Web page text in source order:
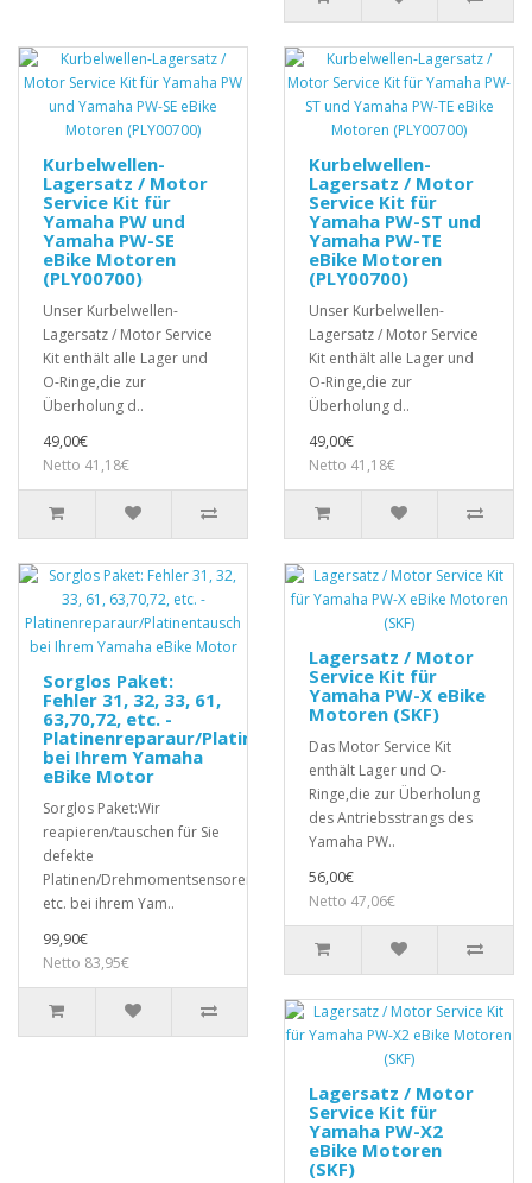
Kurbelwellen-
Lagersatz / Motor
Service Kit für
Yamaha PW und
Yamaha PW-SE
eBike Motoren
(PLY00700)
Unser Kurbelwellen-
Lagersatz / Motor Service
Kit enthält alle Lager und
O-Ringe,die zur
Überholung d..
49,00€
Netto 41,18€
Kurbelwellen-
Lagersatz / Motor
Service Kit für
Yamaha PW-ST und
Yamaha PW-TE
eBike Motoren
(PLY00700)
Unser Kurbelwellen-
Lagersatz / Motor Service
Kit enthält alle Lager und
O-Ringe,die zur
Überholung d..
49,00€
Netto 41,18€
Sorglos Paket:
Fehler 31, 32, 33, 61,
63,70,72, etc. -
Platinenreparaur/Platinentausch
bei Ihrem Yamaha
eBike Motor
Sorglos Paket:Wir
reapieren/tauschen für Sie
defekte
Platinen/Drehmomentsensoren,
etc. bei ihrem Yam..
99,90€
Netto 83,95€
Lagersatz / Motor
Service Kit für
Yamaha PW-X eBike
Motoren (SKF)
Das Motor Service Kit
enthält Lager und O-
Ringe,die zur Überholung
des Antriebsstrangs des
Yamaha PW..
56,00€
Netto 47,06€
Lagersatz / Motor
Service Kit für
Yamaha PW-X2
eBike Motoren
(SKF)